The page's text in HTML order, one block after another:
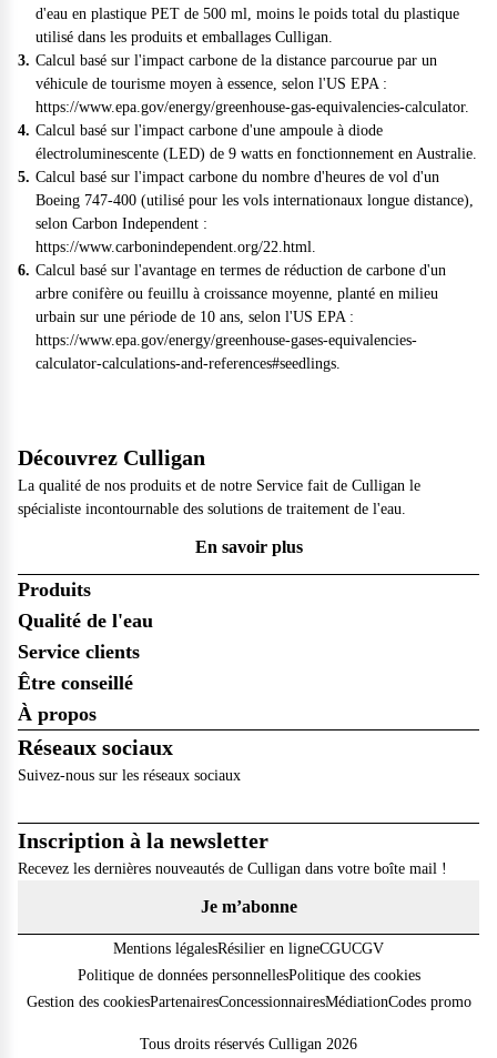
d'eau en plastique PET de 500 ml, moins le poids total du plastique
utilisé dans les produits et emballages Culligan.
Calcul basé sur l'impact carbone de la distance parcourue par un
véhicule de tourisme moyen à essence, selon l'US EPA :
https://www.epa.gov/energy/greenhouse-gas-equivalencies-calculator.
Calcul basé sur l'impact carbone d'une ampoule à diode
électroluminescente (LED) de 9 watts en fonctionnement en Australie.
Calcul basé sur l'impact carbone du nombre d'heures de vol d'un
Boeing 747-400 (utilisé pour les vols internationaux longue distance),
selon Carbon Independent :
https://www.carbonindependent.org/22.html
Calcul basé sur l'avantage en termes de réduction de carbone d'un
arbre conifère ou feuillu à croissance moyenne, planté en milieu
urbain sur une période de 10 ans, selon l'US EPA :
https://www.epa.gov/energy/greenhouse-gases-equivalencies-
calculator-calculations-and-references#seedlings
Découvrez Culligan
La qualité de nos produits et de notre Service fait de Culligan le
spécialiste incontournable des solutions de traitement de l'eau.
En savoir plus
Produits
Qualité de l'eau
Service clients
Être conseillé
À propos
Réseaux sociaux
Suivez-nous sur les réseaux sociaux
Inscription à la newsletter
Recevez les dernières nouveautés de Culligan dans votre boîte mail !
Je m’abonne
Mentions légalesRésilier en ligneCGUCGV
Politique de données personnellesPolitique des cookies
Gestion des cookiesPartenairesConcessionnairesMédiationCodes promo
Tous droits réservés Culligan 2026